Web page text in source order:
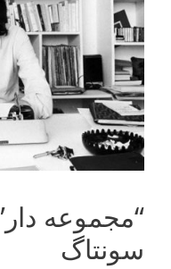
“مجموعه
سونتاگ